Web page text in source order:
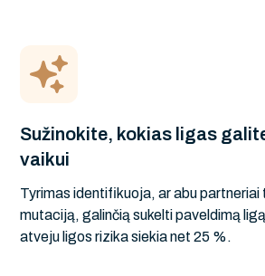
Sužinokite, kokias ligas
vaikui
Tyrimas identifikuoja, ar abu partneriai
mutaciją, galinčią sukelti paveldimą
atveju ligos rizika siekia net 25 %.